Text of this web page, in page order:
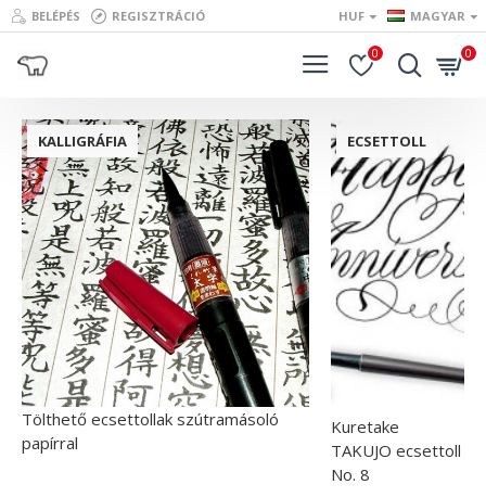
BELÉPÉS REGISZTRÁCIÓ HUF MAGYAR
0 0
KALLIGRÁFIA
Tölthető ecsettollak szútramásoló
papírral
ECSETTOLL
Kuretake
TAKUJO ecsettoll
No. 8